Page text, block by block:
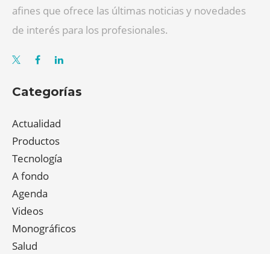
afines que ofrece las últimas noticias y novedades
de interés para los profesionales.
Categorías
Actualidad
Productos
Tecnología
A fondo
Agenda
Videos
Monográficos
Salud